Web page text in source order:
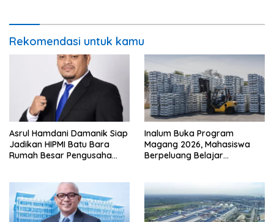
Rekomendasi untuk kamu
Asrul Hamdani Damanik Siap
Jadikan HIPMI Batu Bara
Rumah Besar Pengusaha
Inalum Buka Program
Magang 2026, Mahasiswa
Berpeluang Belajar